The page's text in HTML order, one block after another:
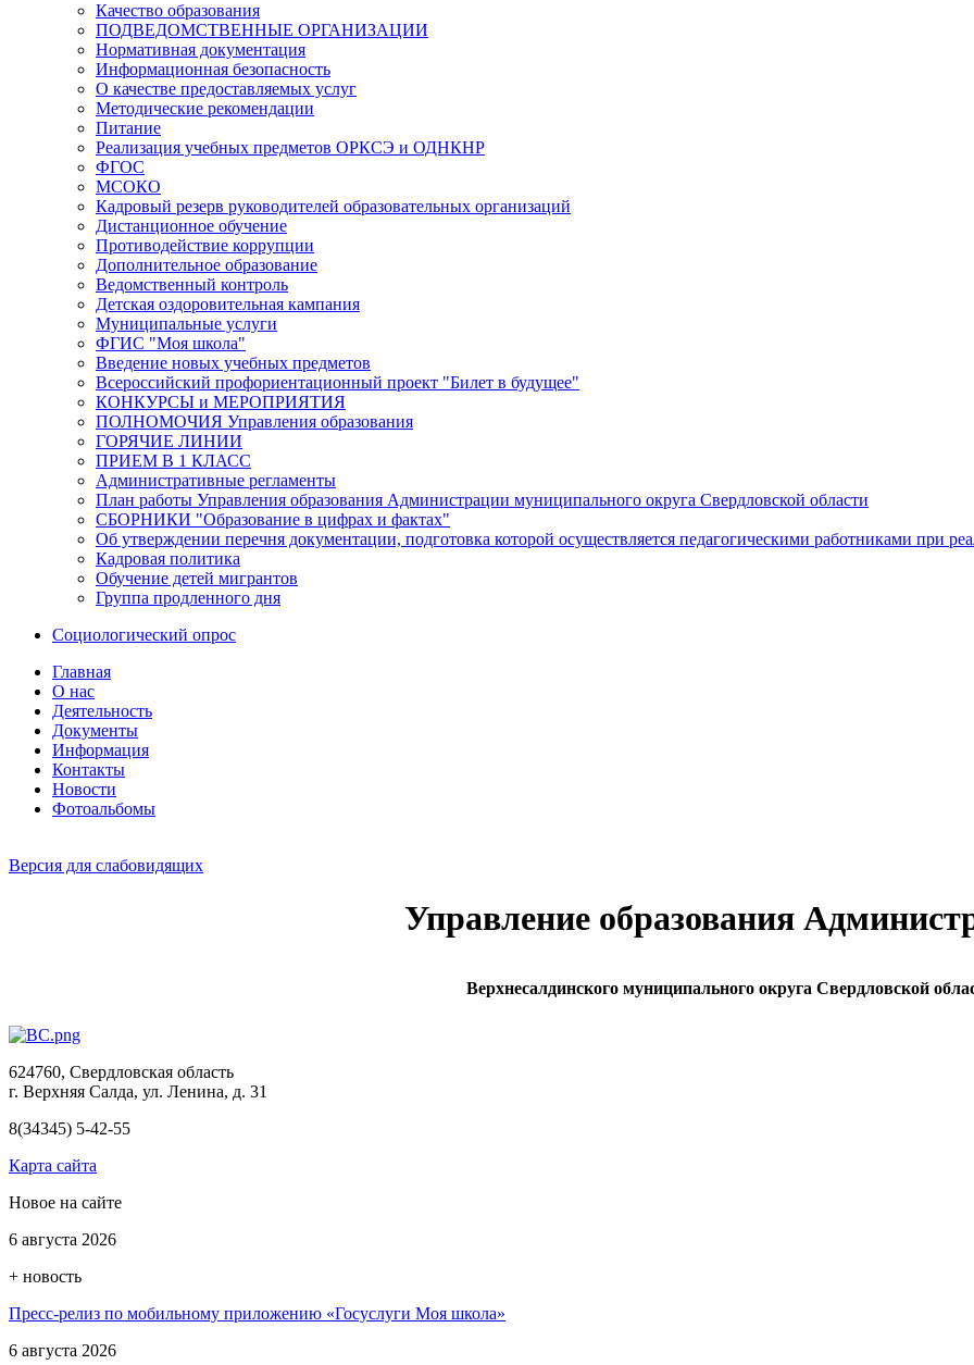
Качество образования
ПОДВЕДОМСТВЕННЫЕ ОРГАНИЗАЦИИ
Нормативная документация
Информационная безопасность
О качестве предоставляемых услуг
Методические рекомендации
Питание
Реализация учебных предметов ОРКСЭ и ОДНКНР
ФГОС
МСОКО
Кадровый резерв руководителей образовательных организаций
Дистанционное обучение
Противодействие коррупции
Дополнительное образование
Ведомственный контроль
Детская оздоровительная кампания
Муниципальные услуги
ФГИС "Моя школа"
Введение новых учебных предметов
Всероссийский профориентационный проект "Билет в будущее"
КОНКУРСЫ и МЕРОПРИЯТИЯ
ПОЛНОМОЧИЯ Управления образования
ГОРЯЧИЕ ЛИНИИ
ПРИЕМ В 1 КЛАСС
Административные регламенты
План работы Управления образования Администрации муниципального округа Свердловской области
СБОРНИКИ "Образование в цифрах и фактах"
Об утверждении перечня документации, подготовка которой осуществляется педагогическими работниками при
Кадровая политика
Обучение детей мигрантов
Группа продленного дня
Социологический опрос
Главная
О нас
Деятельность
Документы
Информация
Контакты
Новости
Фотоальбомы
Версия для слабовидящих
Управление образования
Верхнесалдинского муниципального округа Свердловской
624760, Свердловская область
г. Верхняя Салда, ул. Ленина, д. 31
8(34345) 5-42-55
Карта сайта
Новое на сайте
6 августа 2026
+ новость
Пресс-релиз по мобильному приложению «Госуслуги Моя школа»
6 августа 2026